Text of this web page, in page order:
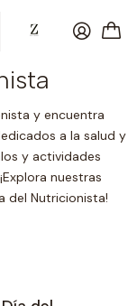
Nutricionista
y encuentra
a la salud y
y actividades
nuestras
del Nutricionista!